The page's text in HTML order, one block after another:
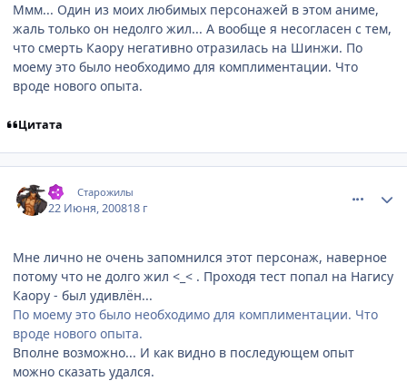
Ммм... Один из моих любимых персонажей в этом аниме,
жаль только он недолго жил... А вообще я несогласен с тем,
что смерть Каору негативно отразилась на Шинжи. По
моему это было необходимо для комплиментации. Что
вроде нового опыта.
Цитата
-J- Старожилы
22 Июня, 200818 г
Мне лично не очень запомнился этот персонаж, наверное
потому что не долго жил <_< . Проходя тест попал на Нагису
Каору - был удивлён...
По моему это было необходимо для комплиментации. Что
вроде нового опыта.
Вполне возможно... И как видно в последующем опыт
можно сказать удался.